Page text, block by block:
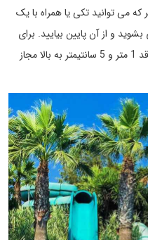
پیچ و تاب دار به طول 150 متر که می توانید تکی یا همراه با یک
و از آن پایین بیایید. برای
استفاده از سرسره سرپنتین فقط افرادی با قد 1 متر و 5 سانتیمتر به بالا مجاز